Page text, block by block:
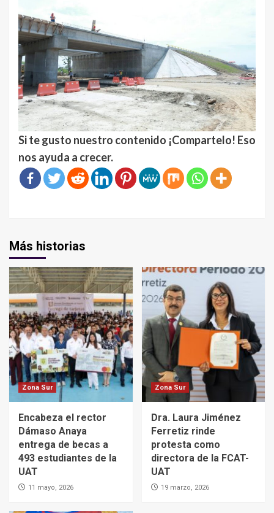
Si te gusto nuestro contenido ¡Compartelo! Eso
nos ayuda a crecer.
Más historias
Zona Sur
Encabeza el rector
Dámaso Anaya
entrega de becas a
493 estudiantes de la
UAT
11 mayo, 2026
Zona Sur
Dra. Laura Jiménez
Ferretiz rinde
protesta como
directora de la FCAT-
UAT
19 marzo, 2026